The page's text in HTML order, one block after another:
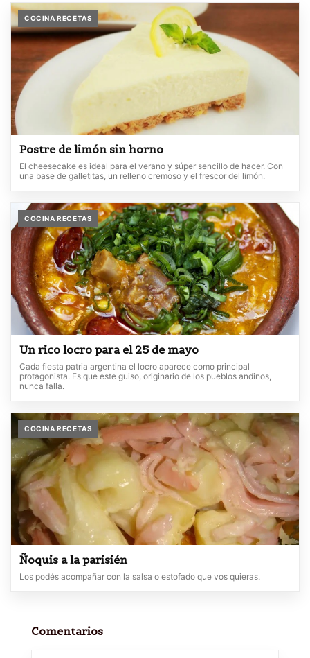
COCINA RECETAS
Postre de limón sin horno
El cheesecake es ideal para el verano y súper sencillo de hacer. Con
una base de galletitas, un relleno cremoso y el frescor del limón.
COCINA RECETAS
Un rico locro para el 25 de mayo
Cada fiesta patria argentina el locro aparece como principal
protagonista. Es que este guiso, originario de los pueblos andinos,
nunca falla.
COCINA RECETAS
Ñoquis a la parisién
Los podés acompañar con la salsa o estofado que vos quieras.
Comentarios